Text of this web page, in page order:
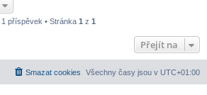
1 příspěvek • Stránka 1 z 1
Přejít na
Všechny časy jsou v UTC+01:00
Smazat cookies